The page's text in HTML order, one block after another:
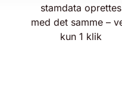
stamdata oprettes
med det samme –
kun 1 klik